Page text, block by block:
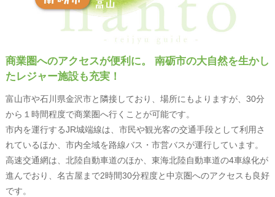
商業圏へのアクセスが便利に。
南砺市の大自然を生かし
たレジャー施設も充実！
富山市や石川県金沢市と隣接しており、場所にもよりますが、30分
から１時間程度で商業圏へ行くことが可能です。
市内を運行するJR城端線は、市民や観光客の交通手段として利用さ
れているほか、市内全域を路線バス・市営バスが運行しています。
高速交通網は、北陸自動車道のほか、東海北陸自動車道の4車線化が
進んでおり、名古屋まで2時間30分程度と中京圏へのアクセスも良好
です。